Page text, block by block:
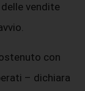
vendite
con
– dichiara